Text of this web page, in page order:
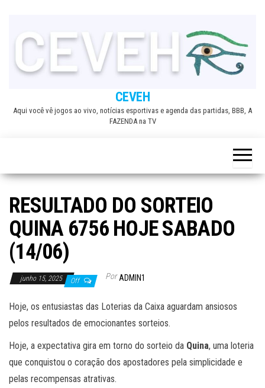
CEVEH
Aqui você vê jogos ao vivo, notícias esportivas e agenda das partidas, BBB, A
FAZENDA na TV
RESULTADO DO SORTEIO
QUINA 6756 HOJE SABADO
(14/06)
junho 15, 2025 Off Por ADMIN1
Hoje, os entusiastas das Loterias da Caixa aguardam ansiosos
pelos resultados de emocionantes sorteios.
Hoje, a expectativa gira em torno do sorteio da Quina, uma loteria
que conquistou o coração dos apostadores pela simplicidade e
pelas recompensas atrativas.